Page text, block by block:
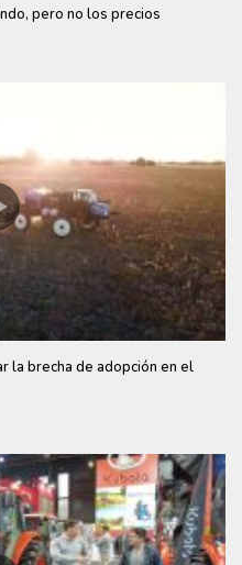
pero no los precios
la brecha de adopción en el